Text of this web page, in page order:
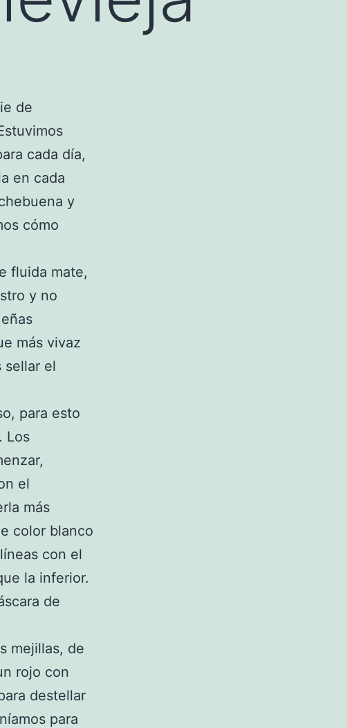
de
cada día,
en cada
y
cómo
fluida mate,
y no
más vivaz
sellar el
para esto
Los
el
más
color blanco
con el
la inferior.
de
mejillas, de
rojo con
destellar
para